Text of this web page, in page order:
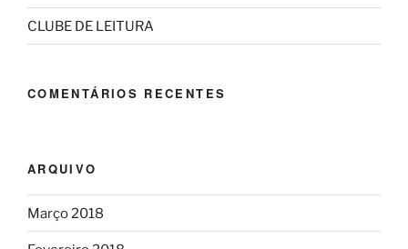
CLUBE DE LEITURA
COMENTÁRIOS RECENTES
ARQUIVO
Março 2018